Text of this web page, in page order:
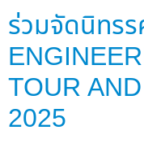
ร่วมจัดนิทรร
TOUR
2025